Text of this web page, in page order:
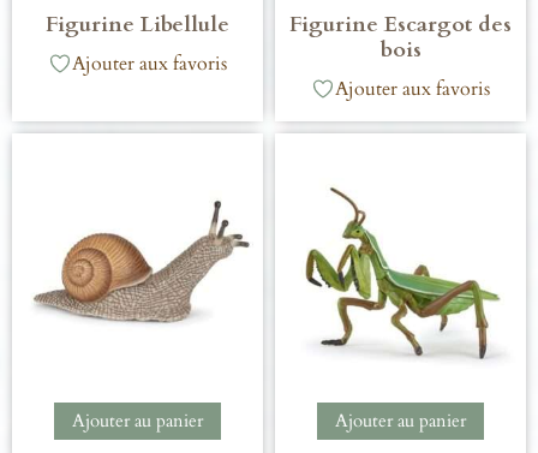
Figurine Libellule
Ajouter aux favoris
Figurine Escargot des
bois
Ajouter aux favoris
Ajouter au panier Ajouter au panier